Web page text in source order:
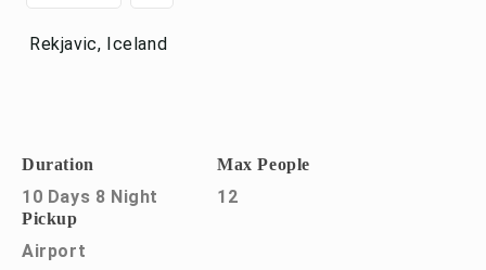
Rekjavic, Iceland
Duration
10 Days 8 Night
Max People
12
Pickup
Airport